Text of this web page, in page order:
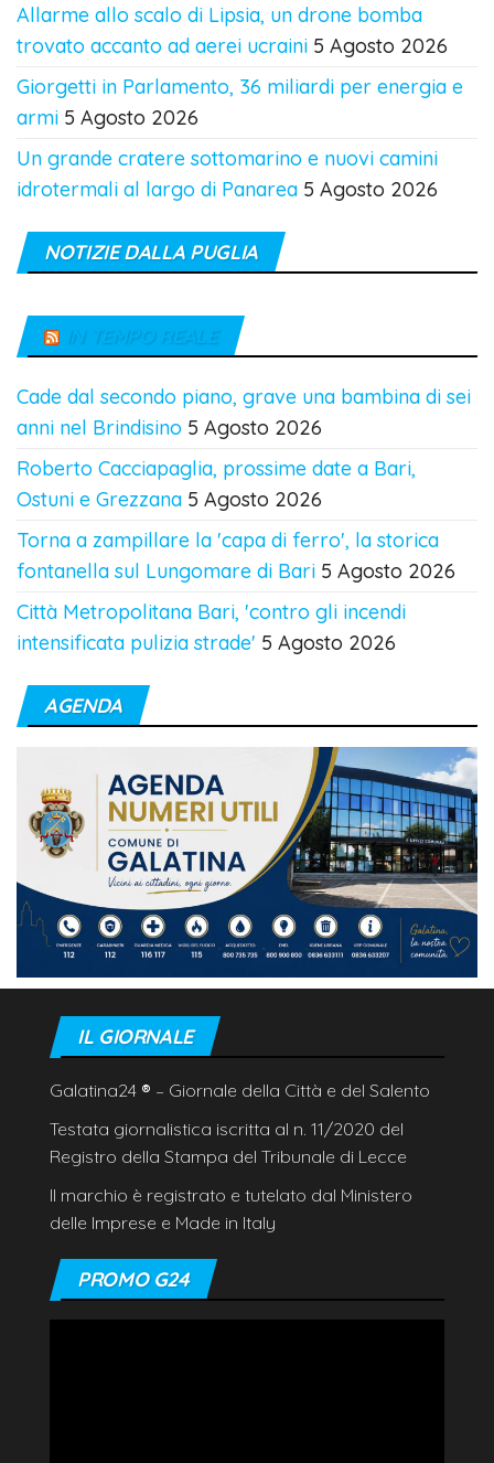
Allarme allo scalo di Lipsia, un drone bomba
trovato accanto ad aerei ucraini 5 Agosto 2026
Giorgetti in Parlamento, 36 miliardi per energia e
armi 5 Agosto 2026
Un grande cratere sottomarino e nuovi camini
idrotermali al largo di Panarea 5 Agosto 2026
NOTIZIE DALLA PUGLIA
IN TEMPO REALE
Cade dal secondo piano, grave una bambina di sei
anni nel Brindisino 5 Agosto 2026
Roberto Cacciapaglia, prossime date a Bari,
Ostuni e Grezzana 5 Agosto 2026
Torna a zampillare la 'capa di ferro', la storica
fontanella sul Lungomare di Bari 5 Agosto 2026
Città Metropolitana Bari, 'contro gli incendi
intensificata pulizia strade' 5 Agosto 2026
AGENDA
IL GIORNALE
Galatina24 ® – Giornale della Città e del Salento
Testata giornalistica iscritta al n. 11/2020 del
Registro della Stampa del Tribunale di Lecce
Il marchio è registrato e tutelato dal Ministero
delle Imprese e Made in Italy
PROMO G24